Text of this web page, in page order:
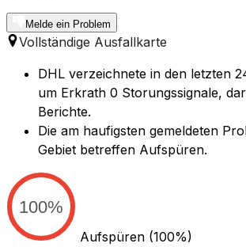
Melde ein Problem
Vollständige Ausfallkarte
DHL verzeichnete in den letzten
um Erkrath 0 Storungssignale,
Berichte.
Die am haufigsten gemeldeten
Gebiet betreffen Aufspüren.
100%
Aufspüren (100%)